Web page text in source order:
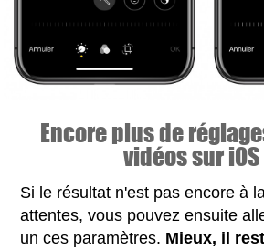
Encore plus de
vidéos sur iOS
Si le résultat n'est pas encore à
attentes, vous pouvez ensuite
un ces paramètres. Mieux, il